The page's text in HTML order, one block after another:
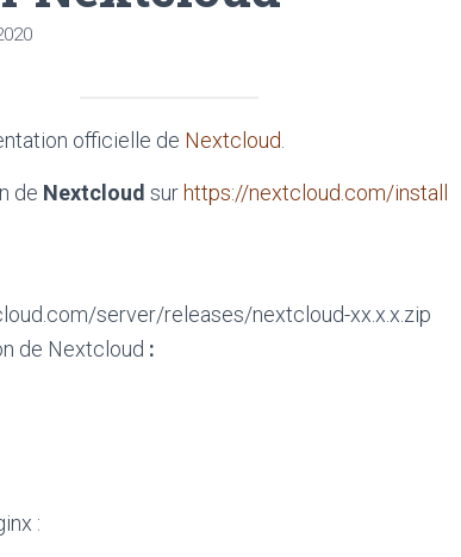
officielle de Nextcloud
de Nextcloud sur https://nextcloud.com/install
server/releases/nextcloud-xx.x.x.zip
de Nextcloud :
: